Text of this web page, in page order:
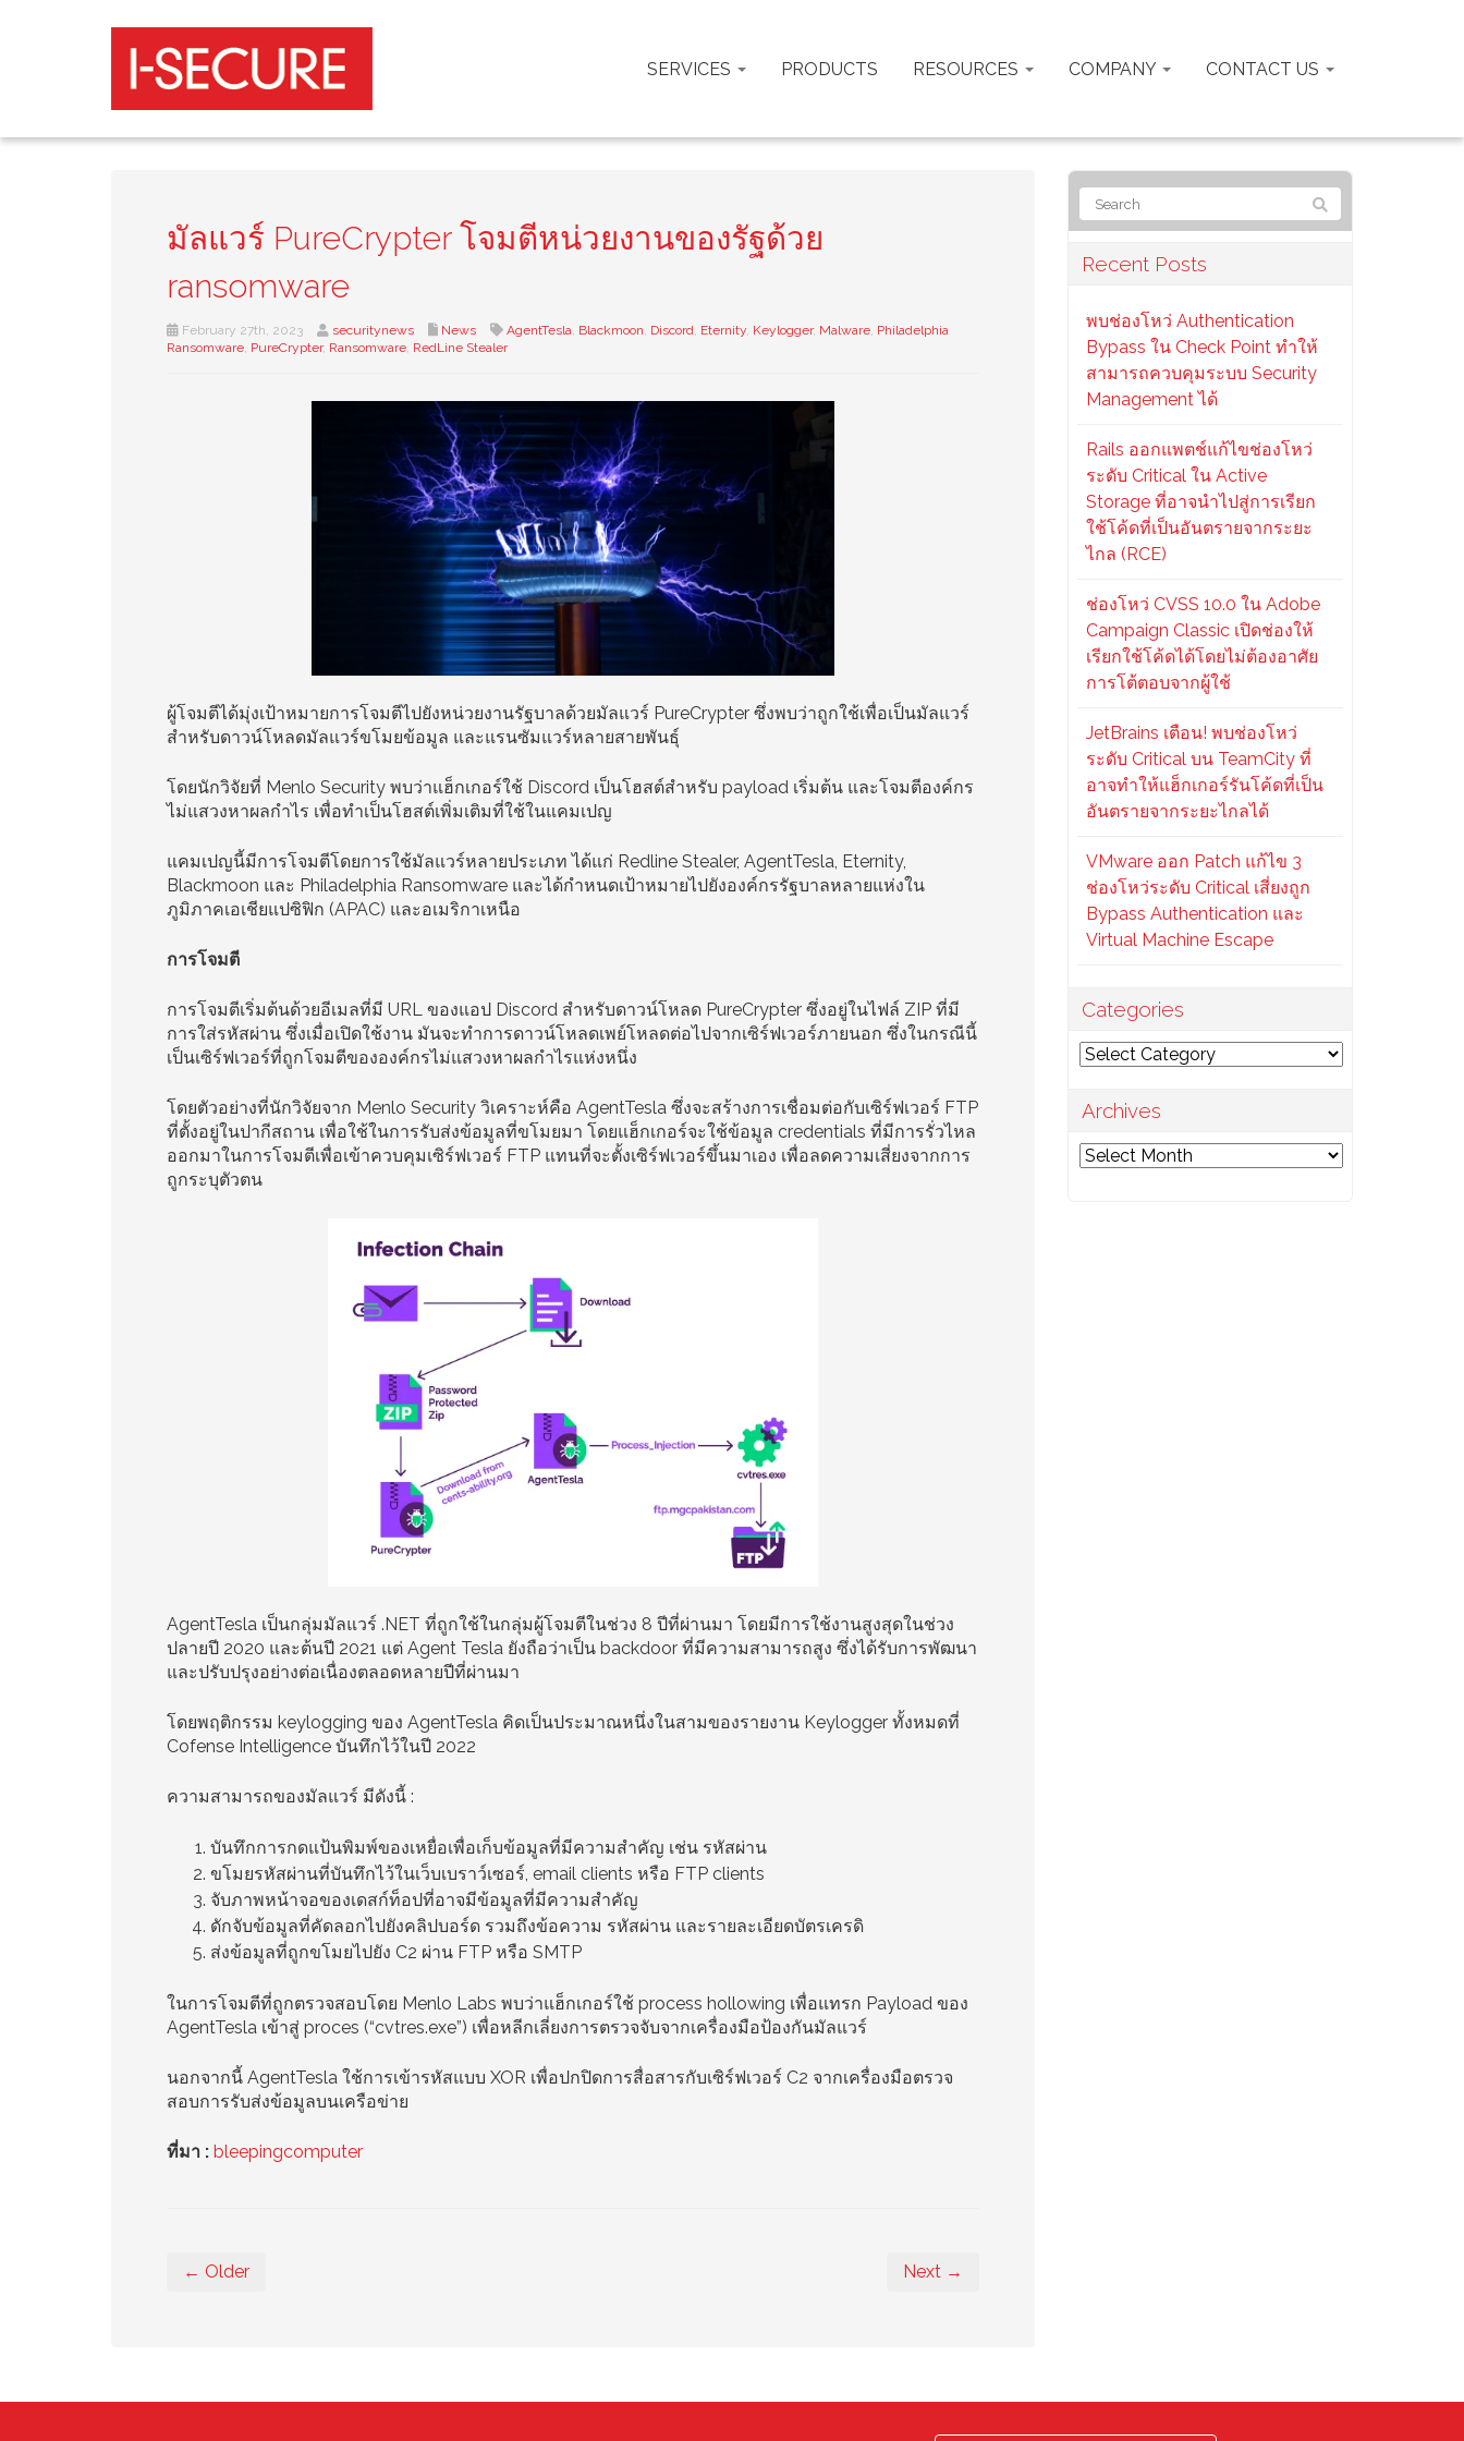
SERVICES PRODUCTS RESOURCES COMPANY CONTACT US
มัลแวร์ PureCrypter โจมตีหน่วยงานของรัฐด้วย
ransomware
February 27th, 2023 securitynews News AgentTesla, Blackmoon, Discord, Eternity, Keylogger, Malware, Philadelphia
Ransomware, PureCrypter, Ransomware, RedLine Stealer
ผู้โจมตีได้มุ่งเป้าหมายการโจมตีไปยังหน่วยงานรัฐบาลด้วยมัลแวร์ PureCrypter ซึ่งพบว่าถูกใช้เพื่อเป็นมัลแวร์
สำหรับดาวน์โหลดมัลแวร์ขโมยข้อมูล และแรนซัมแวร์หลายสายพันธุ์
โดยนักวิจัยที่ Menlo Security พบว่าแฮ็กเกอร์ใช้ Discord เป็นโฮสต์สำหรับ payload เริ่มต้น และโจมตีองค์กร
ไม่แสวงหาผลกำไร เพื่อทำเป็นโฮสต์เพิ่มเติมที่ใช้ในแคมเปญ
แคมเปญนี้มีการโจมตีโดยการใช้มัลแวร์หลายประเภท ได้แก่ Redline Stealer, AgentTesla, Eternity,
Blackmoon และ Philadelphia Ransomware และได้กำหนดเป้าหมายไปยังองค์กรรัฐบาลหลายแห่งใน
ภูมิภาคเอเชียแปซิฟิก (APAC) และอเมริกาเหนือ
การโจมตี
การโจมตีเริ่มต้นด้วยอีเมลที่มี URL ของแอป Discord สำหรับดาวน์โหลด PureCrypter ซึ่งอยู่ในไฟล์ ZIP ที่มี
การใส่รหัสผ่าน ซึ่งเมื่อเปิดใช้งาน มันจะทำการดาวน์โหลดเพย์โหลดต่อไปจากเซิร์ฟเวอร์ภายนอก ซึ่งในกรณีนี้
เป็นเซิร์ฟเวอร์ที่ถูกโจมตีขององค์กรไม่แสวงหาผลกำไรแห่งหนึ่ง
โดยตัวอย่างที่นักวิจัยจาก Menlo Security วิเคราะห์คือ AgentTesla ซึ่งจะสร้างการเชื่อมต่อกับเซิร์ฟเวอร์ FTP
ที่ตั้งอยู่ในปากีสถาน เพื่อใช้ในการรับส่งข้อมูลที่ขโมยมา โดยแฮ็กเกอร์จะใช้ข้อมูล credentials ที่มีการรั่วไหล
ออกมาในการโจมตีเพื่อเข้าควบคุมเซิร์ฟเวอร์ FTP แทนที่จะตั้งเซิร์ฟเวอร์ขึ้นมาเอง เพื่อลดความเสี่ยงจากการ
ถูกระบุตัวตน
AgentTesla เป็นกลุ่มมัลแวร์ .NET ที่ถูกใช้ในกลุ่มผู้โจมตีในช่วง 8 ปีที่ผ่านมา โดยมีการใช้งานสูงสุดในช่วง
ปลายปี 2020 และต้นปี 2021 แต่ Agent Tesla ยังถือว่าเป็น backdoor ที่มีความสามารถสูง ซึ่งได้รับการพัฒนา
และปรับปรุงอย่างต่อเนื่องตลอดหลายปีที่ผ่านมา
โดยพฤติกรรม keylogging ของ AgentTesla คิดเป็นประมาณหนึ่งในสามของรายงาน Keylogger ทั้งหมดที่
Cofense Intelligence บันทึกไว้ในปี 2022
ความสามารถของมัลแวร์ มีดังนี้ :
บันทึกการกดแป้นพิมพ์ของเหยื่อเพื่อเก็บข้อมูลที่มีความสำคัญ เช่น รหัสผ่าน
ขโมยรหัสผ่านที่บันทึกไว้ในเว็บเบราว์เซอร์, email clients หรือ FTP clients
จับภาพหน้าจอของเดสก์ท็อปที่อาจมีข้อมูลที่มีความสำคัญ
ดักจับข้อมูลที่คัดลอกไปยังคลิปบอร์ด รวมถึงข้อความ รหัสผ่าน และรายละเอียดบัตรเครดิ
ส่งข้อมูลที่ถูกขโมยไปยัง C2 ผ่าน FTP หรือ SMTP
ในการโจมตีที่ถูกตรวจสอบโดย Menlo Labs พบว่าแฮ็กเกอร์ใช้ process hollowing เพื่อแทรก Payload ของ
AgentTesla เข้าสู่ proces (“cvtres.exe”) เพื่อหลีกเลี่ยงการตรวจจับจากเครื่องมือป้องกันมัลแวร์
นอกจากนี้ AgentTesla ใช้การเข้ารหัสแบบ XOR เพื่อปกปิดการสื่อสารกับเซิร์ฟเวอร์ C2 จากเครื่องมือตรวจ
สอบการรับส่งข้อมูลบนเครือข่าย
ที่มา : bleepingcomputer
← Older Next →
Recent Posts
พบช่องโหว่ Authentication
Bypass ใน Check Point ทำให้
สามารถควบคุมระบบ Security
Management ได้
Rails ออกแพตช์แก้ไขช่องโหว่
ระดับ Critical ใน Active
Storage ที่อาจนำไปสู่การเรียก
ใช้โค้ดที่เป็นอันตรายจากระยะ
ไกล (RCE)
ช่องโหว่ CVSS 10.0 ใน Adobe
Campaign Classic เปิดช่องให้
เรียกใช้โค้ดได้โดยไม่ต้องอาศัย
การโต้ตอบจากผู้ใช้
JetBrains เตือน! พบช่องโหว่
ระดับ Critical บน TeamCity ที่
อาจทำให้แฮ็กเกอร์รันโค้ดที่เป็น
อันตรายจากระยะไกลได้
VMware ออก Patch แก้ไข 3
ช่องโหว่ระดับ Critical เสี่ยงถูก
Bypass Authentication และ
Virtual Machine Escape
Categories
Categories
Archives
Archives